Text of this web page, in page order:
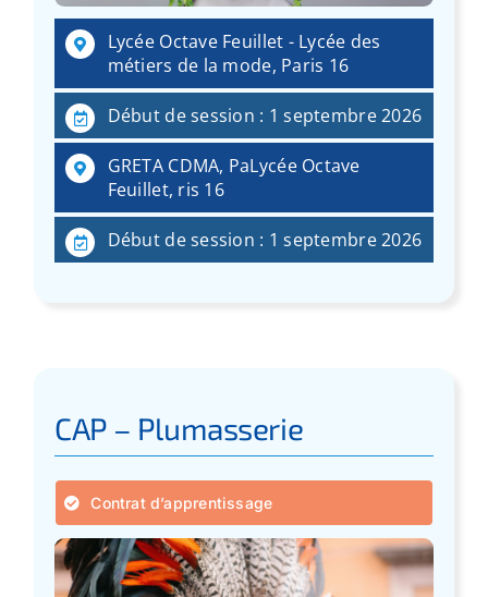
Lycée Octave Feuillet - Lycée des
métiers de la mode, Paris 16
Début de session : 1 septembre 2026
GRETA CDMA, PaLycée Octave
Feuillet, ris 16
Début de session : 1 septembre 2026
CAP – Plumasserie
Contrat d’apprentissage